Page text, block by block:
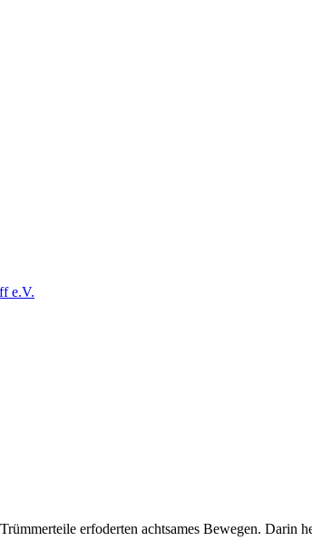
e.V.
erfoderten achtsames Bewegen.